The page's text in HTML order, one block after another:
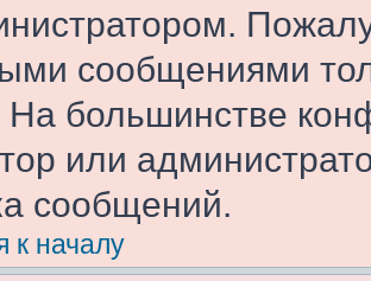
сообщениями
На большинстве
или
сообщений.
к началу